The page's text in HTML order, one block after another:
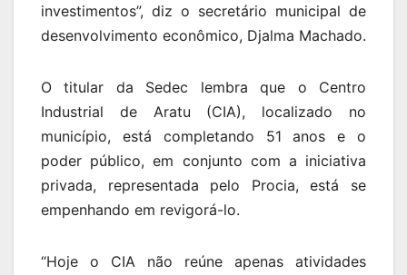
investimentos”, diz o secretário municipal de
desenvolvimento econômico, Djalma Machado.
O titular da Sedec lembra que o Centro
Industrial de Aratu (CIA), localizado no
município, está completando 51 anos e o
poder público, em conjunto com a iniciativa
privada, representada pelo Procia, está se
empenhando em revigorá-lo.
“Hoje o CIA não reúne apenas atividades